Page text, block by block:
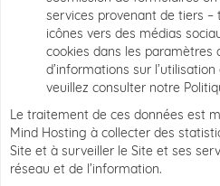
services provenant de tiers –
icônes vers des médias
cookies dans les paramètres
d’informations sur
veuillez consulter notre
Le traitement de ces données est
Mind Hosting à collecter des
Site et à surveiller le Site et ses
réseau et de l’information.